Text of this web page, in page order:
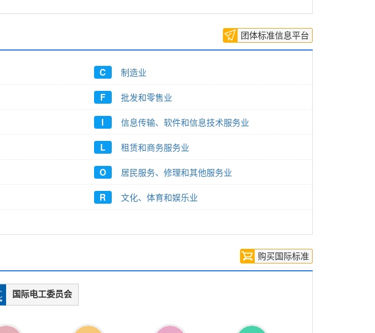
团体标准信息平台
C 制造业
F 批发和零售业
I 信息传输、软件和信息技术服务业
L 租赁和商务服务业
O 居民服务、修理和其他服务业
R 文化、体育和娱乐业
购买国际标准
国际电工委员会